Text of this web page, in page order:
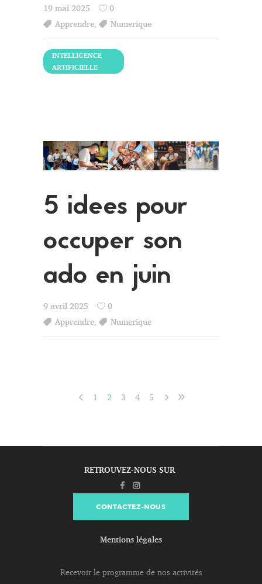
19 mai 2025
0
Apprendre, Numerique
INTELLIGENCE
ARTIFICIELLE
5 idees pour
occuper son
ado en juin
9 avril 2025
0
Apprendre, Numerique
1 2 3 4 5
RETROUVEZ-NOUS SUR
CONTACTEZ-NOUS
Mentions légales
Recevoir le programme de nos activités